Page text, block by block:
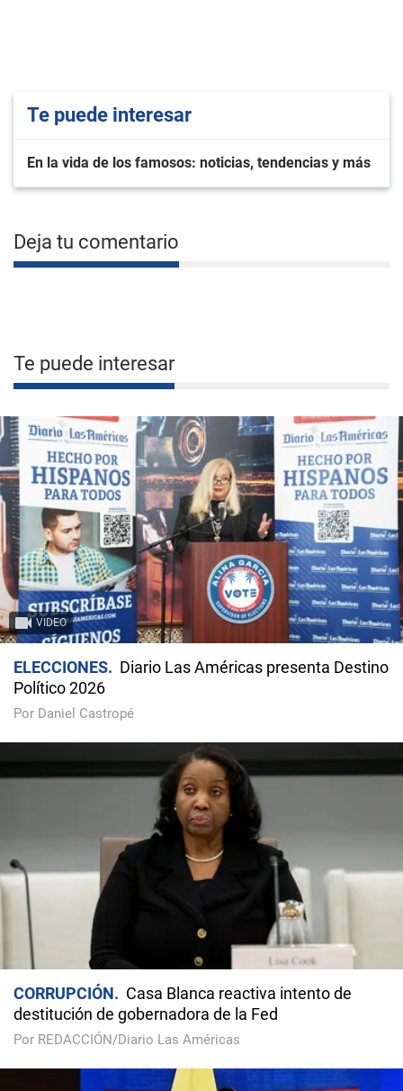
Te puede interesar
En la vida de los famosos: noticias, tendencias y más
Deja tu comentario
Te puede interesar
VIDEO
ELECCIONES
Diario Las Américas presenta Destino
Político 2026
Por Daniel Castropé
CORRUPCIÓN
Casa Blanca reactiva intento de
destitución de gobernadora de la Fed
Por REDACCIÓN/Diario Las Américas